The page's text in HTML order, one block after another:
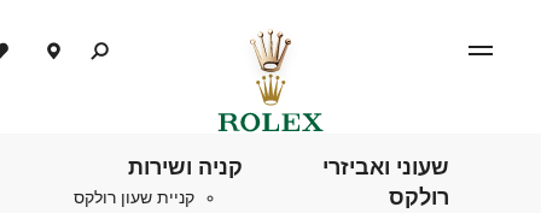
שעוני ואביזרי
רולקס
קניה ושירות
קניית שעון רולקס